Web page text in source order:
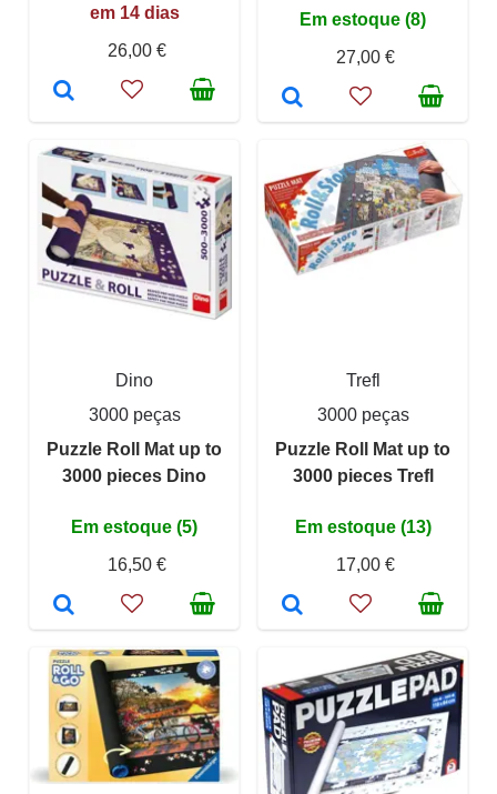
em 14 dias
26,00 €
Em estoque (8)
27,00 €
Dino
3000 peças
Puzzle Roll Mat up to
3000 pieces Dino
Em estoque (5)
16,50 €
Trefl
3000 peças
Puzzle Roll Mat up to
3000 pieces Trefl
Em estoque (13)
17,00 €